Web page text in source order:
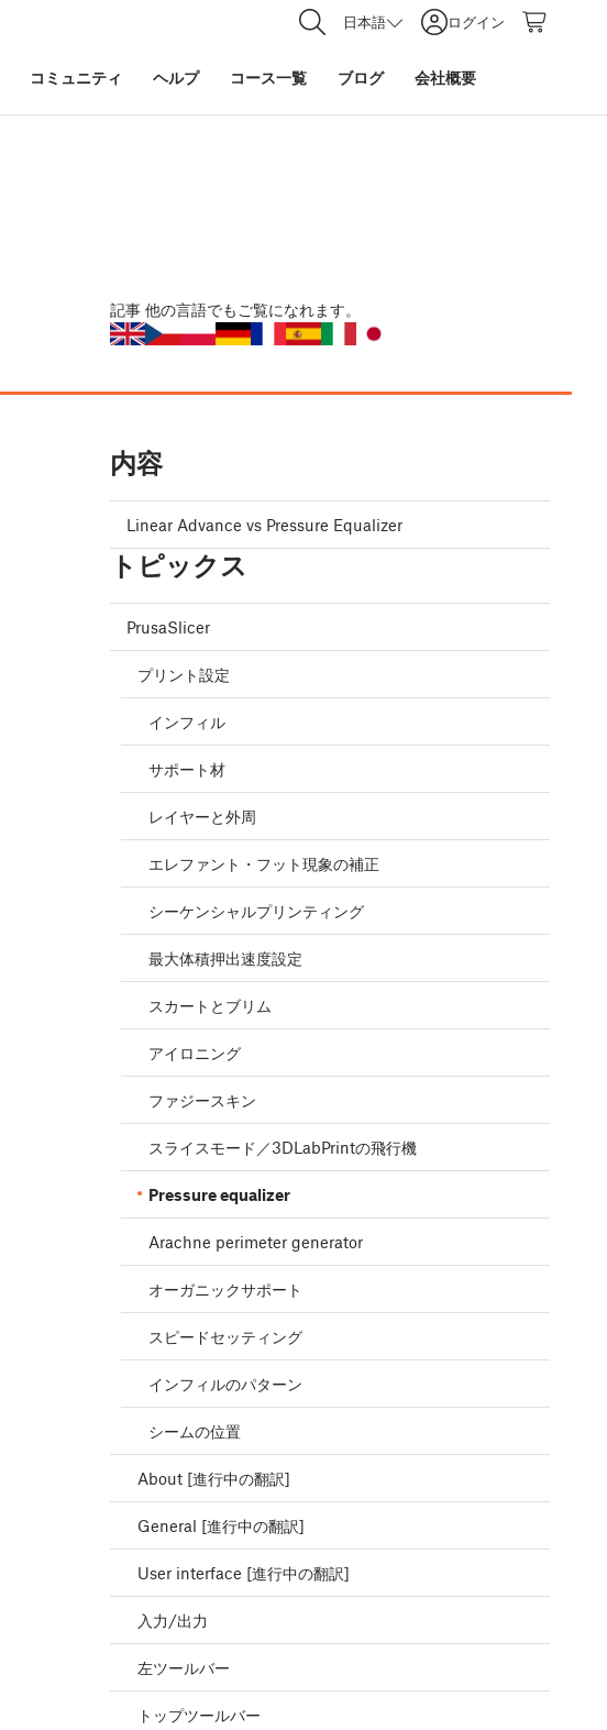
日本語 ログイン
コミュニティ ヘルプ コース一覧 ブログ 会社概要
記事 他の言語でもご覧になれます。
内容
Linear Advance vs Pressure Equalizer
トピックス
PrusaSlicer
プリント設定
インフィル
サポート材
レイヤーと外周
エレファント・フット現象の補正
シーケンシャルプリンティング
最大体積押出速度設定
スカートとブリム
アイロニング
ファジースキン
スライスモード／3DLabPrintの飛行機
Pressure equalizer
Arachne perimeter generator
オーガニックサポート
スピードセッティング
インフィルのパターン
シームの位置
About [進行中の翻訳]
General [進行中の翻訳]
User interface [進行中の翻訳]
入力/出力
左ツールバー
トップツールバー